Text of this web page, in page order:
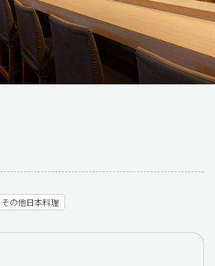
その他日本料理